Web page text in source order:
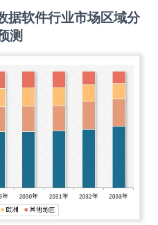
据软件行业市场区域分
测